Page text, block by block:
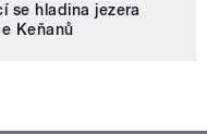
se hladina jezera
Keňanů